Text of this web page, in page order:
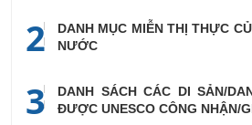
2
DANH MỤC MIỄN THỊ THỰC
NƯỚC
3
DANH SÁCH CÁC DI SẢN/
ĐƯỢC UNESCO CÔNG NHẬN/